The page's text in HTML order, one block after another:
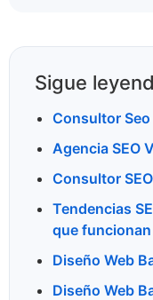
Sigue
Consultor Seo
Agencia SEO
Consultor
Tendencias
que funcionan
Diseño Web
Diseño Web